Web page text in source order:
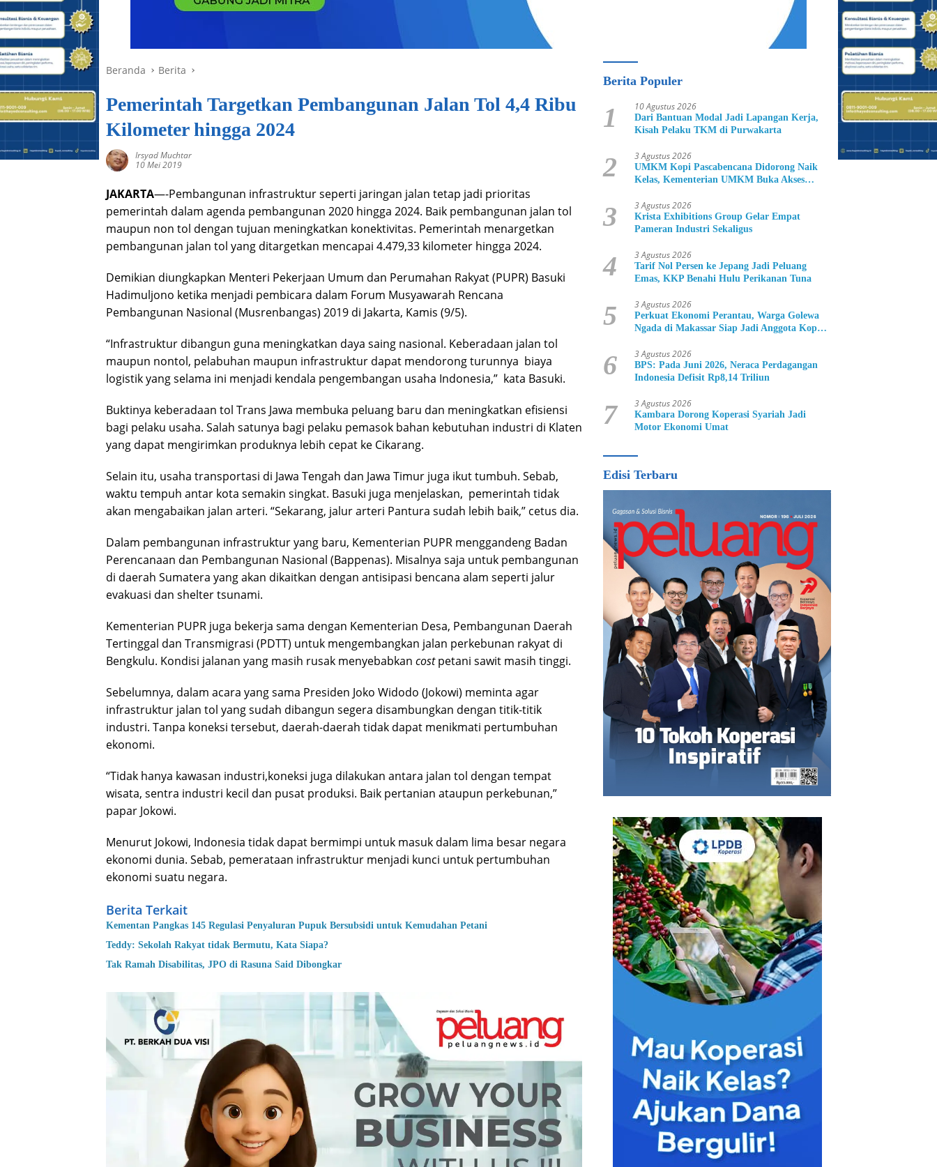
Beranda Berita
Pemerintah Targetkan Pembangunan Jalan Tol 4,4 Ribu
Kilometer hingga 2024
Irsyad Muchtar
10 Mei 2019
JAKARTA—-Pembangunan infrastruktur seperti jaringan jalan tetap jadi prioritas
pemerintah dalam agenda pembangunan 2020 hingga 2024. Baik pembangunan jalan tol
maupun non tol dengan tujuan meningkatkan konektivitas. Pemerintah menargetkan
pembangunan jalan tol yang ditargetkan mencapai 4.479,33 kilometer hingga 2024.
Demikian diungkapkan Menteri Pekerjaan Umum dan Perumahan Rakyat (PUPR) Basuki
Hadimuljono ketika menjadi pembicara dalam Forum Musyawarah Rencana
Pembangunan Nasional (Musrenbangas) 2019 di Jakarta, Kamis (9/5).
“Infrastruktur dibangun guna meningkatkan daya saing nasional. Keberadaan jalan tol
maupun nontol, pelabuhan maupun infrastruktur dapat mendorong turunnya biaya
logistik yang selama ini menjadi kendala pengembangan usaha Indonesia,” kata Basuki.
Buktinya keberadaan tol Trans Jawa membuka peluang baru dan meningkatkan efisiensi
bagi pelaku usaha. Salah satunya bagi pelaku pemasok bahan kebutuhan industri di Klaten
yang dapat mengirimkan produknya lebih cepat ke Cikarang.
Selain itu, usaha transportasi di Jawa Tengah dan Jawa Timur juga ikut tumbuh. Sebab,
waktu tempuh antar kota semakin singkat. Basuki juga menjelaskan, pemerintah tidak
akan mengabaikan jalan arteri. “Sekarang, jalur arteri Pantura sudah lebih baik,” cetus dia.
Dalam pembangunan infrastruktur yang baru, Kementerian PUPR menggandeng Badan
Perencanaan dan Pembangunan Nasional (Bappenas). Misalnya saja untuk pembangunan
di daerah Sumatera yang akan dikaitkan dengan antisipasi bencana alam seperti jalur
evakuasi dan shelter tsunami.
Kementerian PUPR juga bekerja sama dengan Kementerian Desa, Pembangunan Daerah
Tertinggal dan Transmigrasi (PDTT) untuk mengembangkan jalan perkebunan rakyat di
Bengkulu. Kondisi jalanan yang masih rusak menyebabkan costpetani sawit masih tinggi.
Sebelumnya, dalam acara yang sama Presiden Joko Widodo (Jokowi) meminta agar
infrastruktur jalan tol yang sudah dibangun segera disambungkan dengan titik-titik
industri. Tanpa koneksi tersebut, daerah-daerah tidak dapat menikmati pertumbuhan
ekonomi.
“Tidak hanya kawasan industri,koneksi juga dilakukan antara jalan tol dengan tempat
wisata, sentra industri kecil dan pusat produksi. Baik pertanian ataupun perkebunan,”
papar Jokowi.
Menurut Jokowi, Indonesia tidak dapat bermimpi untuk masuk dalam lima besar negara
ekonomi dunia. Sebab, pemerataan infrastruktur menjadi kunci untuk pertumbuhan
ekonomi suatu negara.
Berita Terkait
Kementan Pangkas 145 Regulasi Penyaluran Pupuk Bersubsidi untuk Kemudahan Petani
Teddy: Sekolah Rakyat tidak Bermutu, Kata Siapa?
Tak Ramah Disabilitas, JPO di Rasuna Said Dibongkar
Berita Populer
1 10 Agustus 2026
Dari Bantuan Modal Jadi Lapangan Kerja,
Kisah Pelaku TKM di Purwakarta
2 3 Agustus 2026
UMKM Kopi Pascabencana Didorong Naik
Kelas, Kementerian UMKM Buka Akses
3 3 Agustus 2026
Krista Exhibitions Group Gelar Empat
Pameran Industri Sekaligus
4 3 Agustus 2026
Tarif Nol Persen ke Jepang Jadi Peluang
Emas, KKP Benahi Hulu Perikanan Tuna
5 3 Agustus 2026
Perkuat Ekonomi Perantau, Warga Golewa
Ngada di Makassar Siap Jadi Anggota Kopdit
6 3 Agustus 2026
BPS: Pada Juni 2026, Neraca Perdagangan
Indonesia Defisit Rp8,14 Triliun
7 3 Agustus 2026
Kambara Dorong Koperasi Syariah Jadi
Motor Ekonomi Umat
Edisi Terbaru